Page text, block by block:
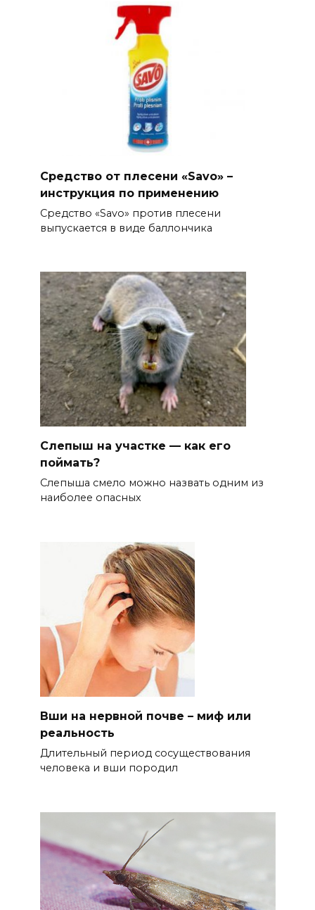
Средство от плесени «Savo» –
инструкция по применению
Средство «Savo» против плесени
выпускается в виде баллончика
Слепыш на участке — как его
поймать?
Слепыша смело можно назвать одним из
наиболее опасных
Вши на нервной почве – миф или
реальность
Длительный период сосуществования
человека и вши породил